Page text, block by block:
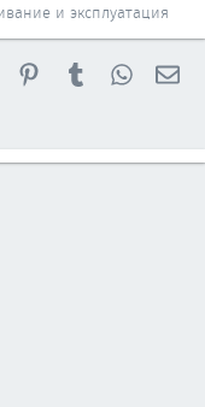
и эксплуатация
PinterestTumblr